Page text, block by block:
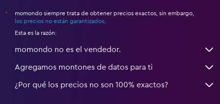
*
momondo siempre trata de obtener precios exactos, sin embargo,
los precios no están garantizados
Esta es la razón:
momondo no es el vendedor.
Agregamos montones de datos para ti
¿Por qué los precios no son 100% exactos?